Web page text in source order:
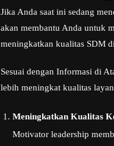
Jika Anda saat ini sedang
akan membantu Anda untuk
meningkatkan kualitas SDM
Sesuai dengan Informasi di
lebih meningkat kualitas
Meningkatkan Kualitas
Motivator leadership